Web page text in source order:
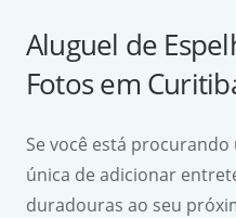
Aluguel de
Fotos em
Se você está
única de adicionar
duradouras ao seu